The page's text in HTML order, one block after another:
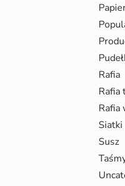
Rafia
Rafia
Rafia
Siatki
Susz